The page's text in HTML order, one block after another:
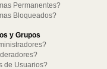
Permanentes?
Bloqueados?
y Grupos
de Usuarios?